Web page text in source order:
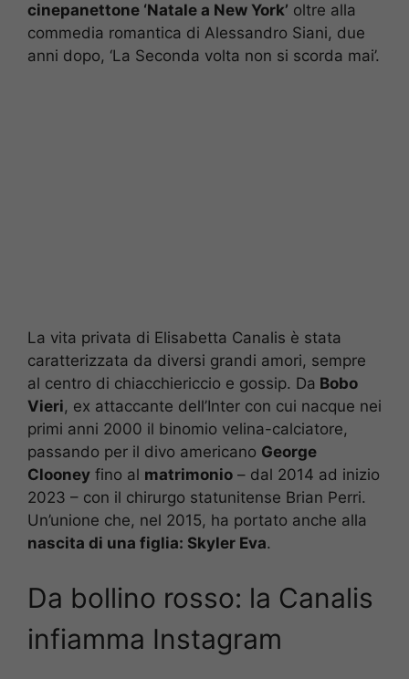
cinepanettone ‘Natale a New York’ oltre alla
commedia romantica di Alessandro Siani, due
anni dopo, ‘La Seconda volta non si scorda mai’.
La vita privata di Elisabetta Canalis è stata
caratterizzata da diversi grandi amori, sempre
al centro di chiacchiericcio e gossip. Da Bobo
Vieri, ex attaccante dell’Inter con cui nacque nei
primi anni 2000 il binomio velina-calciatore,
passando per il divo americano George
Clooney fino al matrimonio – dal 2014 ad inizio
2023 – con il chirurgo statunitense Brian Perri.
Un’unione che, nel 2015, ha portato anche alla
nascita di una figlia: Skyler Eva.
Da bollino rosso: la Canalis
infiamma Instagram